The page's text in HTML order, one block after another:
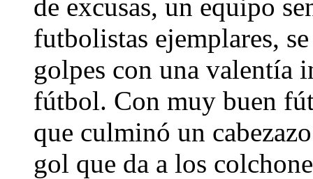
de excusas, un equipo
futbolistas ejemplares,
golpes con una valentía
fútbol. Con muy buen
que culminó un
gol que da a los